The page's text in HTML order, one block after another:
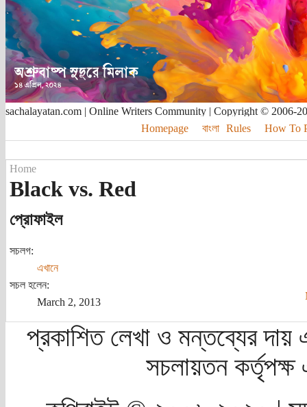
sachalayatan.com | Online Writers Community | Copyright © 2006-
Homepage
বাংলা Rules How To
Home
Black vs. Red
প্রোফাইল
সচলগ:
এখানে
সচল হলেন:
March 2, 2013
প্রকাশিত লেখা ও মন্তব্যের দায়
সচলায়তন